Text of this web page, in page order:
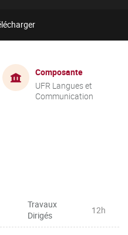
Composante
UFR Langues et
Communication
Travaux
Dirigés
12h